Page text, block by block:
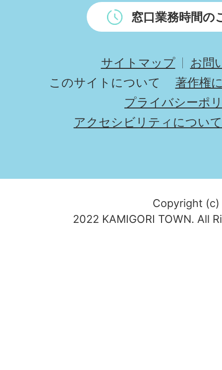
窓口業務時間の
サイトマップ
お問
このサイトについて
著作権
プライバシーポ
アクセシビリティについて
Copyright (c)
2022 KAMIGORI TOWN. All